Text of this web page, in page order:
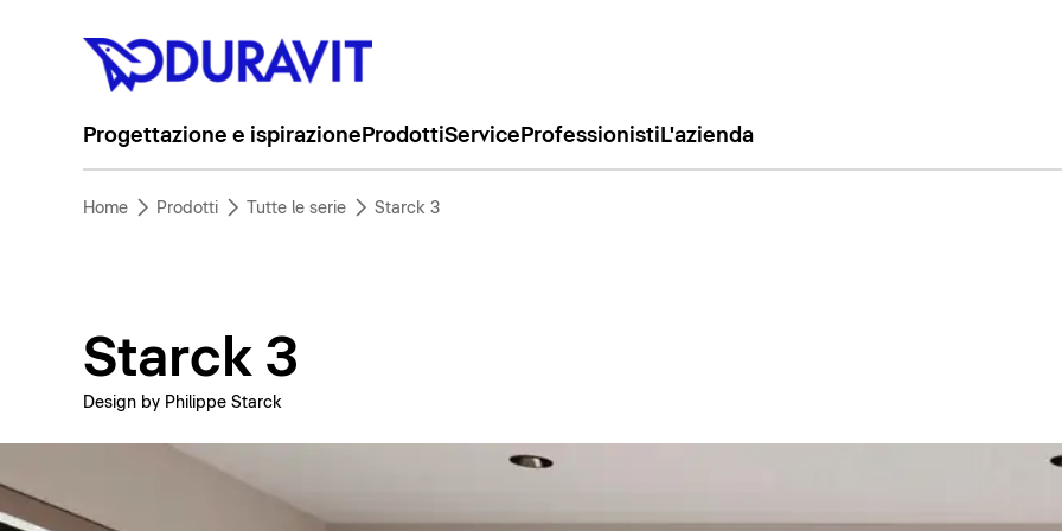
Progettazione e ispirazione ProdottiService Professionisti L'azienda
Home Prodotti Tutte le serie Starck 3
Starck 3
Design by Philippe Starck